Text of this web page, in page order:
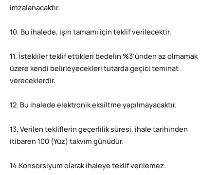
imzalanacaktır.
10. Bu ihalede, işin tamamı için teklif verilecektir.
11. İstekliler teklif ettikleri bedelin %3’ünden az olmamak
üzere kendi belirleyecekleri tutarda geçici teminat
vereceklerdir.
12. Bu ihalede elektronik eksiltme yapılmayacaktır.
13. Verilen tekliflerin geçerlilik süresi, ihale tarihinden
itibaren 100 (Yüz) takvim günüdür.
14.Konsorsiyum olarak ihaleye teklif verilemez.